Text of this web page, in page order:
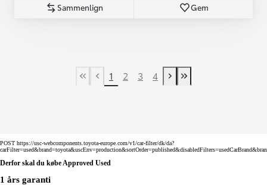
Sammenlign Gem
First Page
Tidligere side
1 2 3 4
Næste side
Last Page
POST https://usc-webcomponents.toyota-europe.com/v1/car-filter/dk/da?
Derfor skal du købe Approved Used
1 års garanti